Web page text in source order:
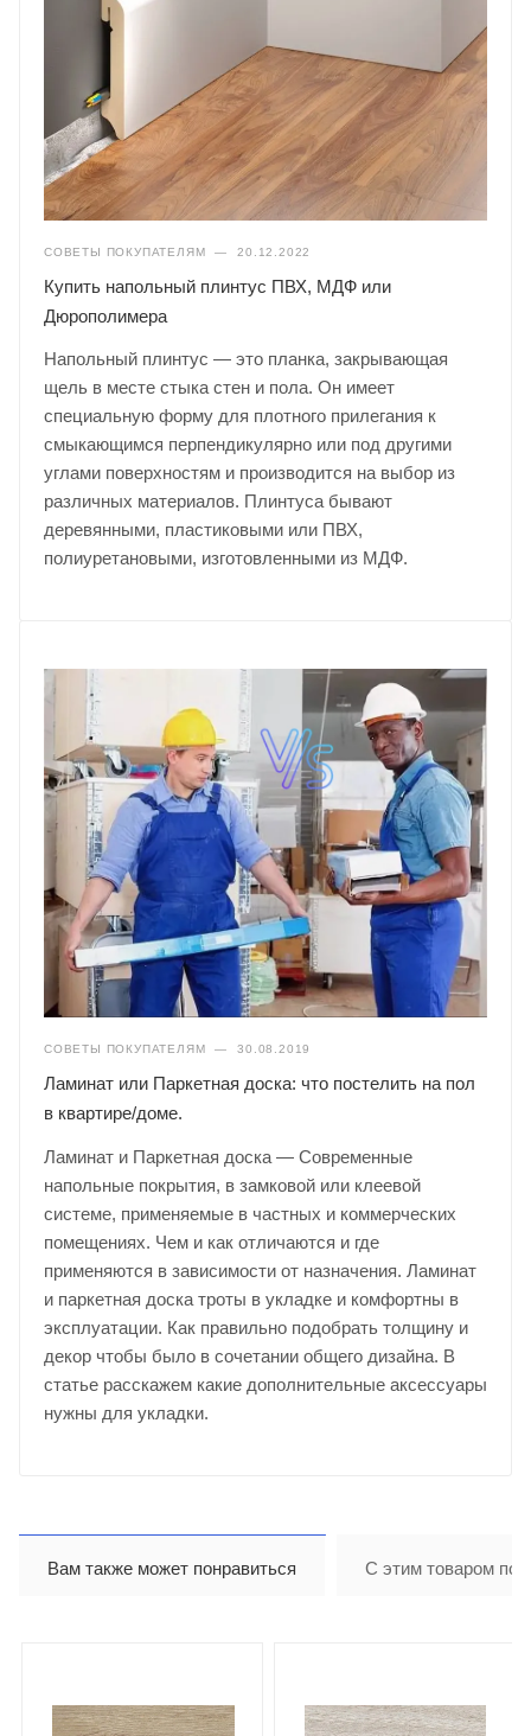
СОВЕТЫ ПОКУПАТЕЛЯМ — 20.12.2022
Купить напольный плинтус ПВХ, МДФ или
Дюрополимера
Напольный плинтус — это планка, закрывающая
щель в месте стыка стен и пола. Он имеет
специальную форму для плотного прилегания к
смыкающимся перпендикулярно или под другими
углами поверхностям и производится на выбор из
различных материалов. Плинтуса бывают
деревянными, пластиковыми или ПВХ,
полиуретановыми, изготовленными из МДФ.
СОВЕТЫ ПОКУПАТЕЛЯМ — 30.08.2019
Ламинат или Паркетная доска: что постелить на пол
в квартире/доме.
Ламинат и Паркетная доска — Современные
напольные покрытия, в замковой или клеевой
системе, применяемые в частных и коммерческих
помещениях. Чем и как отличаются и где
применяются в зависимости от назначения. Ламинат
и паркетная доска троты в укладке и комфортны в
эксплуатации. Как правильно подобрать толщину и
декор чтобы было в сочетании общего дизайна. В
статье расскажем какие дополнительные аксессуары
нужны для укладки.
Вам также может понравиться С этим товаром